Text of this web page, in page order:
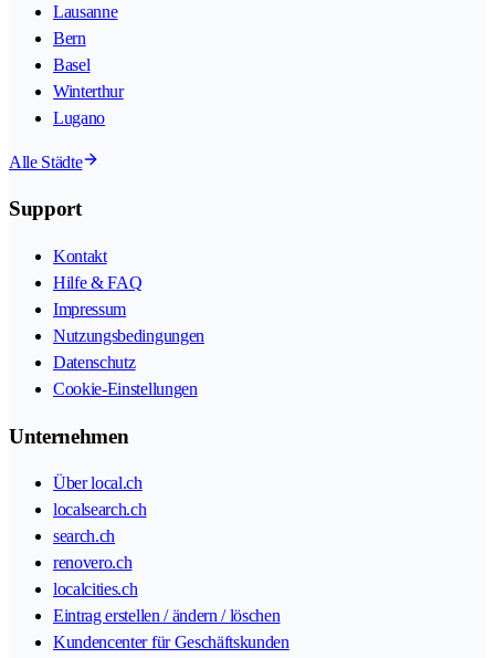
Lausanne
Bern
Basel
Winterthur
Lugano
Alle Städte
Support
Kontakt
Hilfe & FAQ
Impressum
Nutzungsbedingungen
Datenschutz
Cookie-Einstellungen
Unternehmen
Über local.ch
localsearch.ch
search.ch
renovero.ch
localcities.ch
Eintrag erstellen / ändern / löschen
Kundencenter für Geschäftskunden